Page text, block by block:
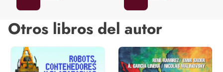
Otros libros del autor